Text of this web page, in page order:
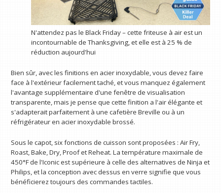
N'attendez pas le Black Friday – cette friteuse à air est un
incontournable de Thanksgiving, et elle est à 25 % de
réduction aujourd'hui
Bien sûr, avec les finitions en acier inoxydable, vous devez faire
face à l'extérieur facilement taché, et vous manquez également
l'avantage supplémentaire d'une fenêtre de visualisation
transparente, mais je pense que cette finition a l'air élégante et
s'adapterait parfaitement à une cafetière Breville ou à un
réfrigérateur en acier inoxydable brossé.
Sous le capot, six fonctions de cuisson sont proposées : Air Fry,
Roast, Bake, Dry, Proof et Reheat. La température maximale de
450°F de l'Iconic est supérieure à celle des alternatives de Ninja et
Philips, et la conception avec dessus en verre signifie que vous
bénéficierez toujours des commandes tactiles.